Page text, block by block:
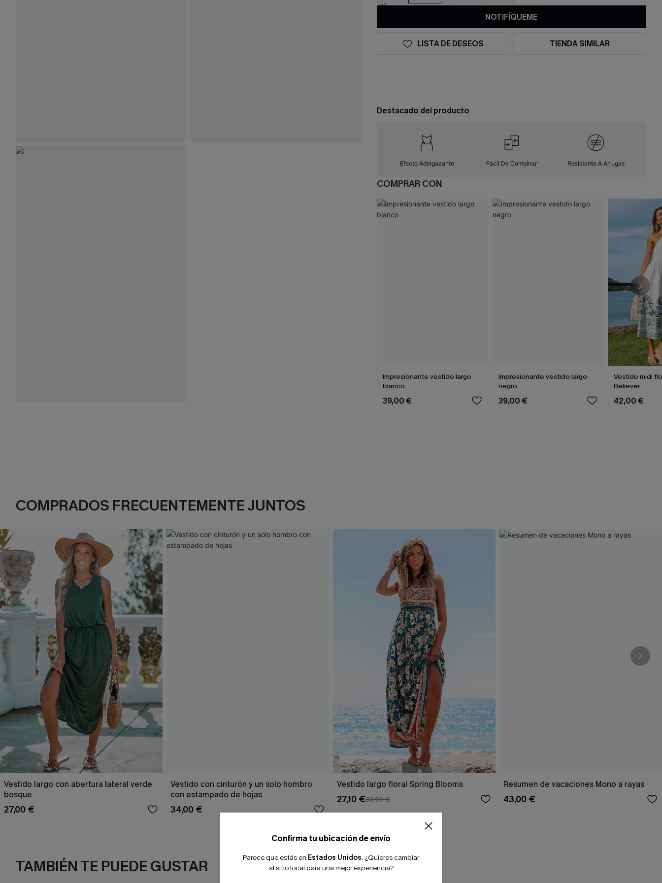
NOTIFÍQUEME
LISTA DE DESEOS TIENDA SIMILAR
Destacado del producto
Efecto Adelgazante Fácil De Combinar Resistente A Arrugas
COMPRAR CON
Impresionante vestido largo
blanco
39,00 €
Impresionante vestido largo
negro
39,00 €
Vestido midi
Believer
42,00 €
COMPRADOS FRECUENTEMENTE JUNTOS
Vestido largo con abertura lateral verde
bosque
27,00 €
Vestido con cinturón y un solo hombro
con estampado de hojas
34,00 €
Vestido largo floral Spring Blooms
27,10 €33,90 €
Resumen de vacaciones Mono a rayas
43,00 €
TAMBIÉN TE PUEDE GUSTAR
Confirma tu ubicación de envío
Parece que estás en Estados Unidos. ¿Quieres cambiar
al sitio local para una mejor experiencia?
¿NUEVO EN CUPSHE?
-10% extra sin compra mínima